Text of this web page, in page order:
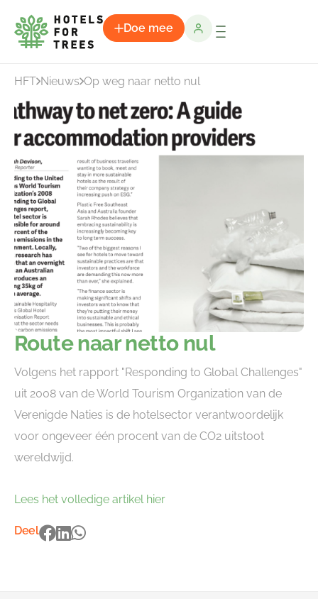
Doe mee
HFT Nieuws Op weg naar netto nul
Route naar netto nul
Volgens het rapport "Responding to Global Challenges"
uit 2008 van de World Tourism Organization van de
Verenigde Naties is de hotelsector verantwoordelijk
voor ongeveer één procent van de CO2 uitstoot
wereldwijd.
Lees het volledige artikel hier
Deel